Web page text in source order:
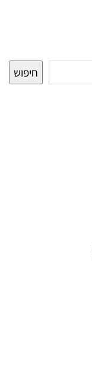
חיפוש